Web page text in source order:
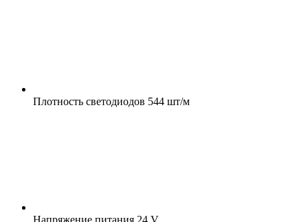
Плотность светодиодов 544 шт/м
Напряжение питания 24 V